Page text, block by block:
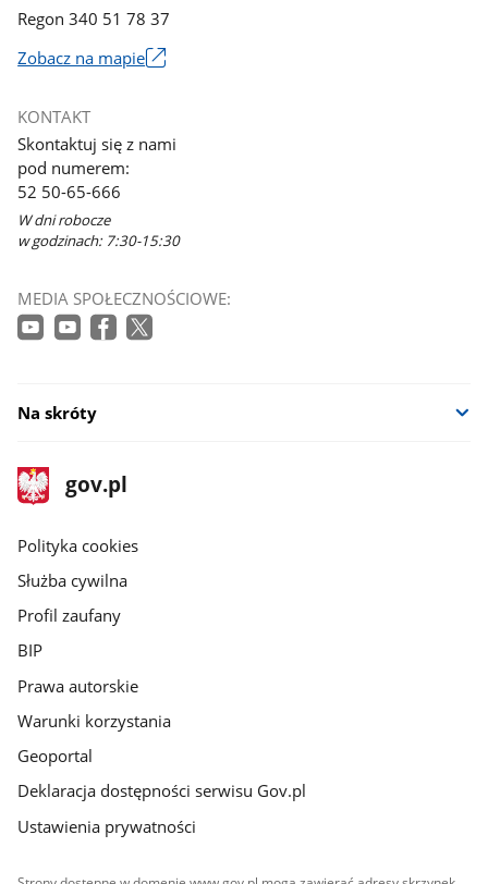
Regon 340 51 78 37
Zobacz na mapie
się
w
nowym
oknie
KONTAKT
Skontaktuj się z nami
pod numerem:
52 50-65-666
W dni robocze
w godzinach: 7:30-15:30
MEDIA SPOŁECZNOŚCIOWE:
Na skróty
stopka
gov.pl
Strona
gov.pl
gov.pl
Polityka cookies
Służba cywilna
Profil zaufany
BIP
Prawa autorskie
Warunki korzystania
Geoportal
Deklaracja dostępności serwisu Gov.pl
Ustawienia prywatności